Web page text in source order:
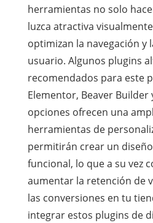
herramientas no solo
luzca atractiva
optimizan la navegación y
usuario. Algunos plugins
recomendados para este
Elementor, Beaver Builder
opciones ofrecen una
herramientas de
permitirán crear un
funcional, lo que a su vez
aumentar la retención de
las conversiones en tu
integrar estos plugins de